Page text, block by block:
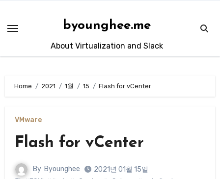
content
byounghee.me
About Virtualization and Slack
Home 2021 1월 15 Flash for vCenter
VMware
Flash for vCenter
By Byounghee
2021년 01월 15일